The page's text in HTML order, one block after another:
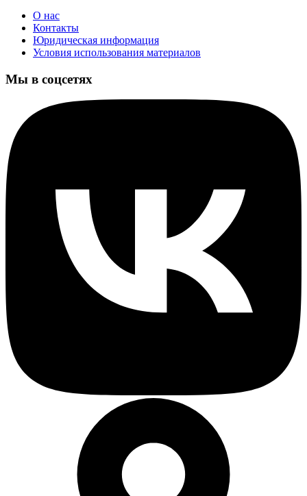
О нас
Контакты
Юридическая информация
Условия использования материалов
Мы в соцсетях